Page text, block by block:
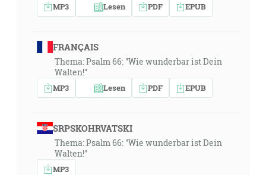
MP3 Lesen PDF EPUB
FRANÇAIS
Thema: Psalm 66: "Wie wunderbar ist Dein
Walten!"
MP3 Lesen PDF EPUB
SRPSKOHRVATSKI
Thema: Psalm 66: "Wie wunderbar ist Dein
Walten!"
MP3